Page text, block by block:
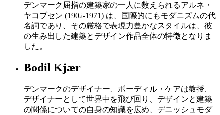
デンマーク屈指の建築家の一人に数えられるアルネ・
ヤコブセン (1902-1971) は、国際的にもモダニズムの代
名詞であり、その厳格で表現力豊かなスタイルは、彼
の生み出した建築とデザイン作品全体の特徴となりま
した。
Bodil Kjær
デンマークのデザイナー、ボーディル・ケアは教授、
デザイナーとして世界中を飛び回り、デザインと建築
の関係についての自身の知識を広め、デニッシュモダ